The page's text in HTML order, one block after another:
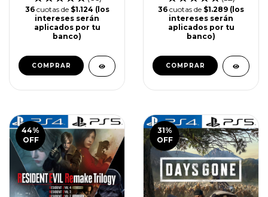
36 cuotas de $1.124 (los
intereses serán
aplicados por tu
banco)
COMPRAR
36 cuotas de $1.289 (los
intereses serán
aplicados por tu
banco)
COMPRAR
44%
OFF
31%
OFF